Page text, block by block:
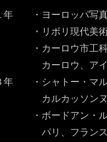
年 ・ヨーロッパ写
リ現代美術館 「
ロウ市工科大学 モ
ロウ、アイル
年 ・シャトー・マ
ッソンヌ、
ドアン・ルボン
、フラン